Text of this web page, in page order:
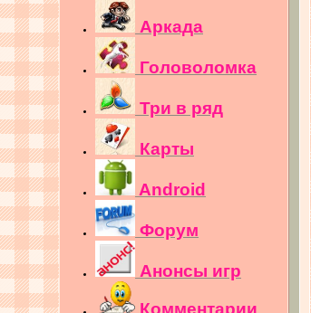
Аркада
Головоломка
Три в ряд
Карты
Android
Форум
Анонсы игр
Комментарии